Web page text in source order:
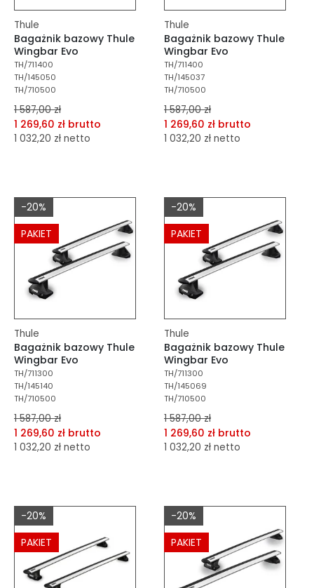
Thule
Bagażnik bazowy Thule
Wingbar Evo
TH/711400
TH/145050
TH/710500
1 587,00 zł
1 269,60 zł brutto
1 032,20 zł netto
Do koszyka
Thule
Bagażnik bazowy Thule
Wingbar Evo
TH/711400
TH/145037
TH/710500
1 587,00 zł
1 269,60 zł brutto
1 032,20 zł netto
Do koszyka
-20%
PAKIET
Thule
Bagażnik bazowy Thule
Wingbar Evo
TH/711300
TH/145140
TH/710500
1 587,00 zł
1 269,60 zł brutto
1 032,20 zł netto
Do koszyka
-20%
PAKIET
Thule
Bagażnik bazowy Thule
Wingbar Evo
TH/711300
TH/145069
TH/710500
1 587,00 zł
1 269,60 zł brutto
1 032,20 zł netto
Do koszyka
-20%
PAKIET
-20%
PAKIET